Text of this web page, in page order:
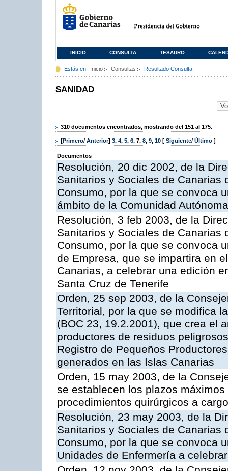
INICIO CONSULTA TESAURO
Estás en: Inicio Consultas Resultado Consulta
SANIDAD
310 documentos encontrados, mostrando del 151 al 175.
[Primero/ Anterior] 3, 4, 5, 6, 7, 8, 9, 10 [ Siguiente/ Último ]
Documentos
Resolución, 20 dic 2002, de la
Sanitarios y Sociales de Canarias
Consumo, por la que se convoca
ámbito de la Comunidad
Resolución, 3 feb 2003, de la
Sanitarios y Sociales de Canarias
Consumo, por la que se convoca
de Empresa, que se impartira en
Canarias, a celebrar una edición
Santa Cruz de Tenerife
Orden, 25 sep 2003, de la
Territorial, por la que se modifica
(BOC 23, 19.2.2001), que crea el
productores de residuos
Registro de Pequeños
generados en las Islas Canarias
Orden, 15 may 2003, de la
se establecen los plazos
procedimientos quirúrgicos a
Resolución, 23 may 2003, de la
Sanitarios y Sociales de Canarias
Consumo, por la que se convoca
Unidades de Enfermería a